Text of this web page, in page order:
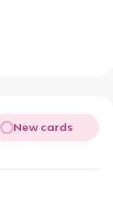
New cards